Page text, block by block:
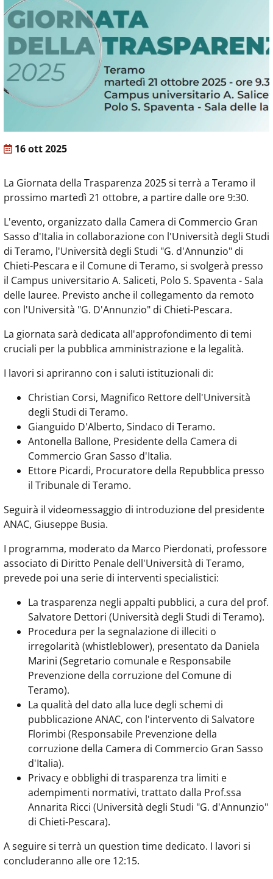
16 ott 2025
La Giornata della Trasparenza 2025 si terrà a Teramo il
prossimo martedì 21 ottobre, a partire dalle ore 9:30.
L'evento, organizzato dalla Camera di Commercio Gran
Sasso d'Italia in collaborazione con l'Università degli Studi
di Teramo, l'Università degli Studi "G. d'Annunzio" di
Chieti-Pescara e il Comune di Teramo, si svolgerà presso
il Campus universitario A. Saliceti, Polo S. Spaventa - Sala
delle lauree. Previsto anche il collegamento da remoto
con l'Università "G. D'Annunzio" di Chieti-Pescara.
La giornata sarà dedicata all'approfondimento di temi
cruciali per la pubblica amministrazione e la legalità.
I lavori si apriranno con i saluti istituzionali di:
Christian Corsi, Magnifico Rettore dell'Università
degli Studi di Teramo.
Gianguido D'Alberto, Sindaco di Teramo.
Antonella Ballone, Presidente della Camera di
Commercio Gran Sasso d'Italia.
Ettore Picardi, Procuratore della Repubblica presso
il Tribunale di Teramo.
Seguirà il videomessaggio di introduzione del presidente
ANAC, Giuseppe Busia.
I programma, moderato da Marco Pierdonati, professore
associato di Diritto Penale dell'Università di Teramo,
prevede poi una serie di interventi specialistici:
La trasparenza negli appalti pubblici, a cura del prof.
Salvatore Dettori (Università degli Studi di Teramo).
Procedura per la segnalazione di illeciti o
irregolarità (whistleblower), presentato da Daniela
Marini (Segretario comunale e Responsabile
Prevenzione della corruzione del Comune di
Teramo).
La qualità del dato alla luce degli schemi di
pubblicazione ANAC, con l'intervento di Salvatore
Florimbi (Responsabile Prevenzione della
corruzione della Camera di Commercio Gran Sasso
d'Italia).
Privacy e obblighi di trasparenza tra limiti e
adempimenti normativi, trattato dalla Prof.ssa
Annarita Ricci (Università degli Studi "G. d'Annunzio"
di Chieti-Pescara).
A seguire si terrà un question time dedicato. I lavori si
concluderanno alle ore 12:15.